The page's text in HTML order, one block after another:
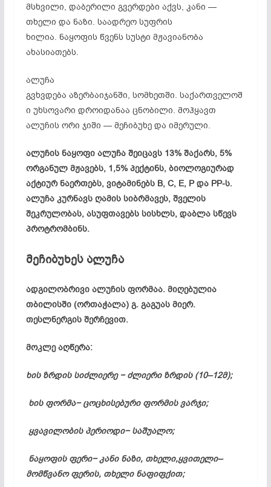
მსხვილი, დაბერილი გვერდები აქვს, კანი —
თხელი და ნაზი. საადრეო სუფრის
ხილია. ნაყოფის წვენს სუსტი მჟავიანობა
ახასიათებს.
ალუჩა
გვხვდება აზერბაიჯანში, სომხეთში. საქართველოშ
ი უხსოვარი დროიდანაა ცნობილი. მოჰყავთ
ალუჩისორი ჯიში — მეჩიბუხედა იმერული.
ალუჩისნაყოფი ალუჩა შეიცავს 13% შაქარს, 5%
ორგანულ მჟავებს, 1,5% პექტინს, ბიოლოგიურად
აქტიურ ნაერთებს, ვიტამინებს B, C, E, P და PP-ს.
ალუჩა კურნავს ღამის სიბრმავეს, შველის
შეკრულობას, ასუფთავებს სისხლს, დაბლა სწევს
პროტრომბინს.
მეჩიბუხესალუჩა
ადგილობრივი ალუჩისფორმაა. მიღებულია
თბილისში (ორთაჭალა) გ. გაგუას მიერ.
თესლნერგისშერჩევით.
მოკლე აღწერა:
ხის ზრდის სიძლიერე − ძლიერი ზრდის (10–12მ);
ხის ფორმა−ცოცხისებურიფორმის ვარჯი;
ყვავილობის პერიოდი− საშუალო;
ნაყოფის ფერი− კანი ნაზი, თხელი,ყვითელი–
მომწვანოფერის, თხელი ნაფიფქით;